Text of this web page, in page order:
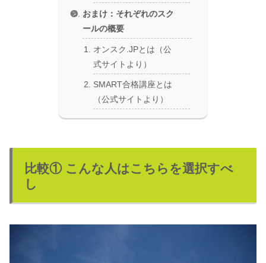
おまけ：それぞれのスク
ールの概要
オンスク.JPとは（公
式サイトより）
SMART合格講座とは
（公式サイトより）
比較① こんな人はこちらを選択すべ
し